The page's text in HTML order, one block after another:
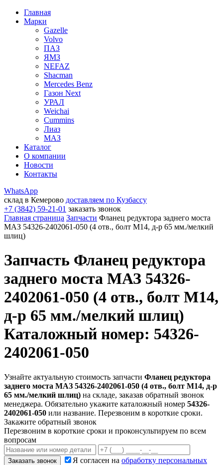
Главная
Марки
Gazelle
Volvo
ПАЗ
ЯМЗ
NEFAZ
Shacman
Mercedes Benz
Газон Next
УРАЛ
Weichai
Cummins
Лиаз
МАЗ
Каталог
О компании
Новости
Контакты
WhatsApp
склад в Кемерово доставляем по Кузбассу
+7 (3842) 59-21-01 заказать звонок
Главная страница Запчасти Фланец редуктора заднего моста
МАЗ 54326-2402061-050 (4 отв., болт М14, д-р 65 мм./мелкий
шлиц)
Запчасть Фланец редуктора
заднего моста МАЗ 54326-
2402061-050 (4 отв., болт М14,
д-р 65 мм./мелкий шлиц)
Каталожный номер: 54326-
2402061-050
Узнайте актуальную стоимость запчасти Фланец редуктора
заднего моста МАЗ 54326-2402061-050 (4 отв., болт М14, д-р
65 мм./мелкий шлиц) на складе, заказав обратный звонок
менеджера. Обязательно укажите каталожный номер 54326-
2402061-050 или название. Перезвоним в короткие сроки.
Закажите обратный звонок
Перезвоним в короткие сроки и проконсультируем по всем
вопросам
Заказать звонок Я согласен на обработку персональных